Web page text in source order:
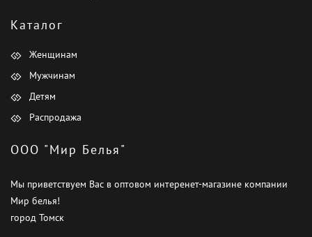
Каталог
Женщинам
Мужчинам
Детям
Распродажа
ООО "Мир Белья"
Мы приветствуем Вас в оптовом интеренет-магазине компании
Мир белья!
город Томск